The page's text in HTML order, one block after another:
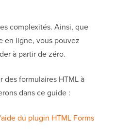
complexités. Ainsi, que
en ligne, vous pouvez
à partir de zéro.
des formulaires HTML à
dans ce guide :
du plugin HTML Forms